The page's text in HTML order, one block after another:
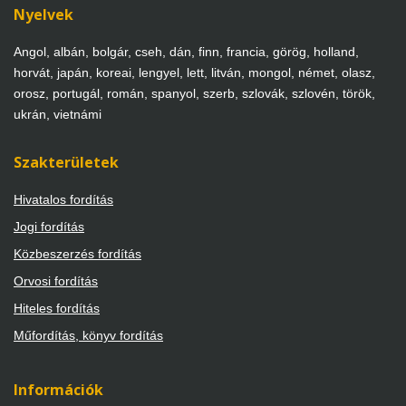
Nyelvek
Angol, albán, bolgár, cseh, dán, finn, francia, görög, holland,
horvát, japán, koreai, lengyel, lett, litván, mongol, német, olasz,
orosz, portugál, román, spanyol, szerb, szlovák, szlovén, török,
ukrán, vietnámi
Szakterületek
Hivatalos fordítás
Jogi fordítás
Közbeszerzés fordítás
Orvosi fordítás
Hiteles fordítás
Műfordítás, könyv fordítás
Információk